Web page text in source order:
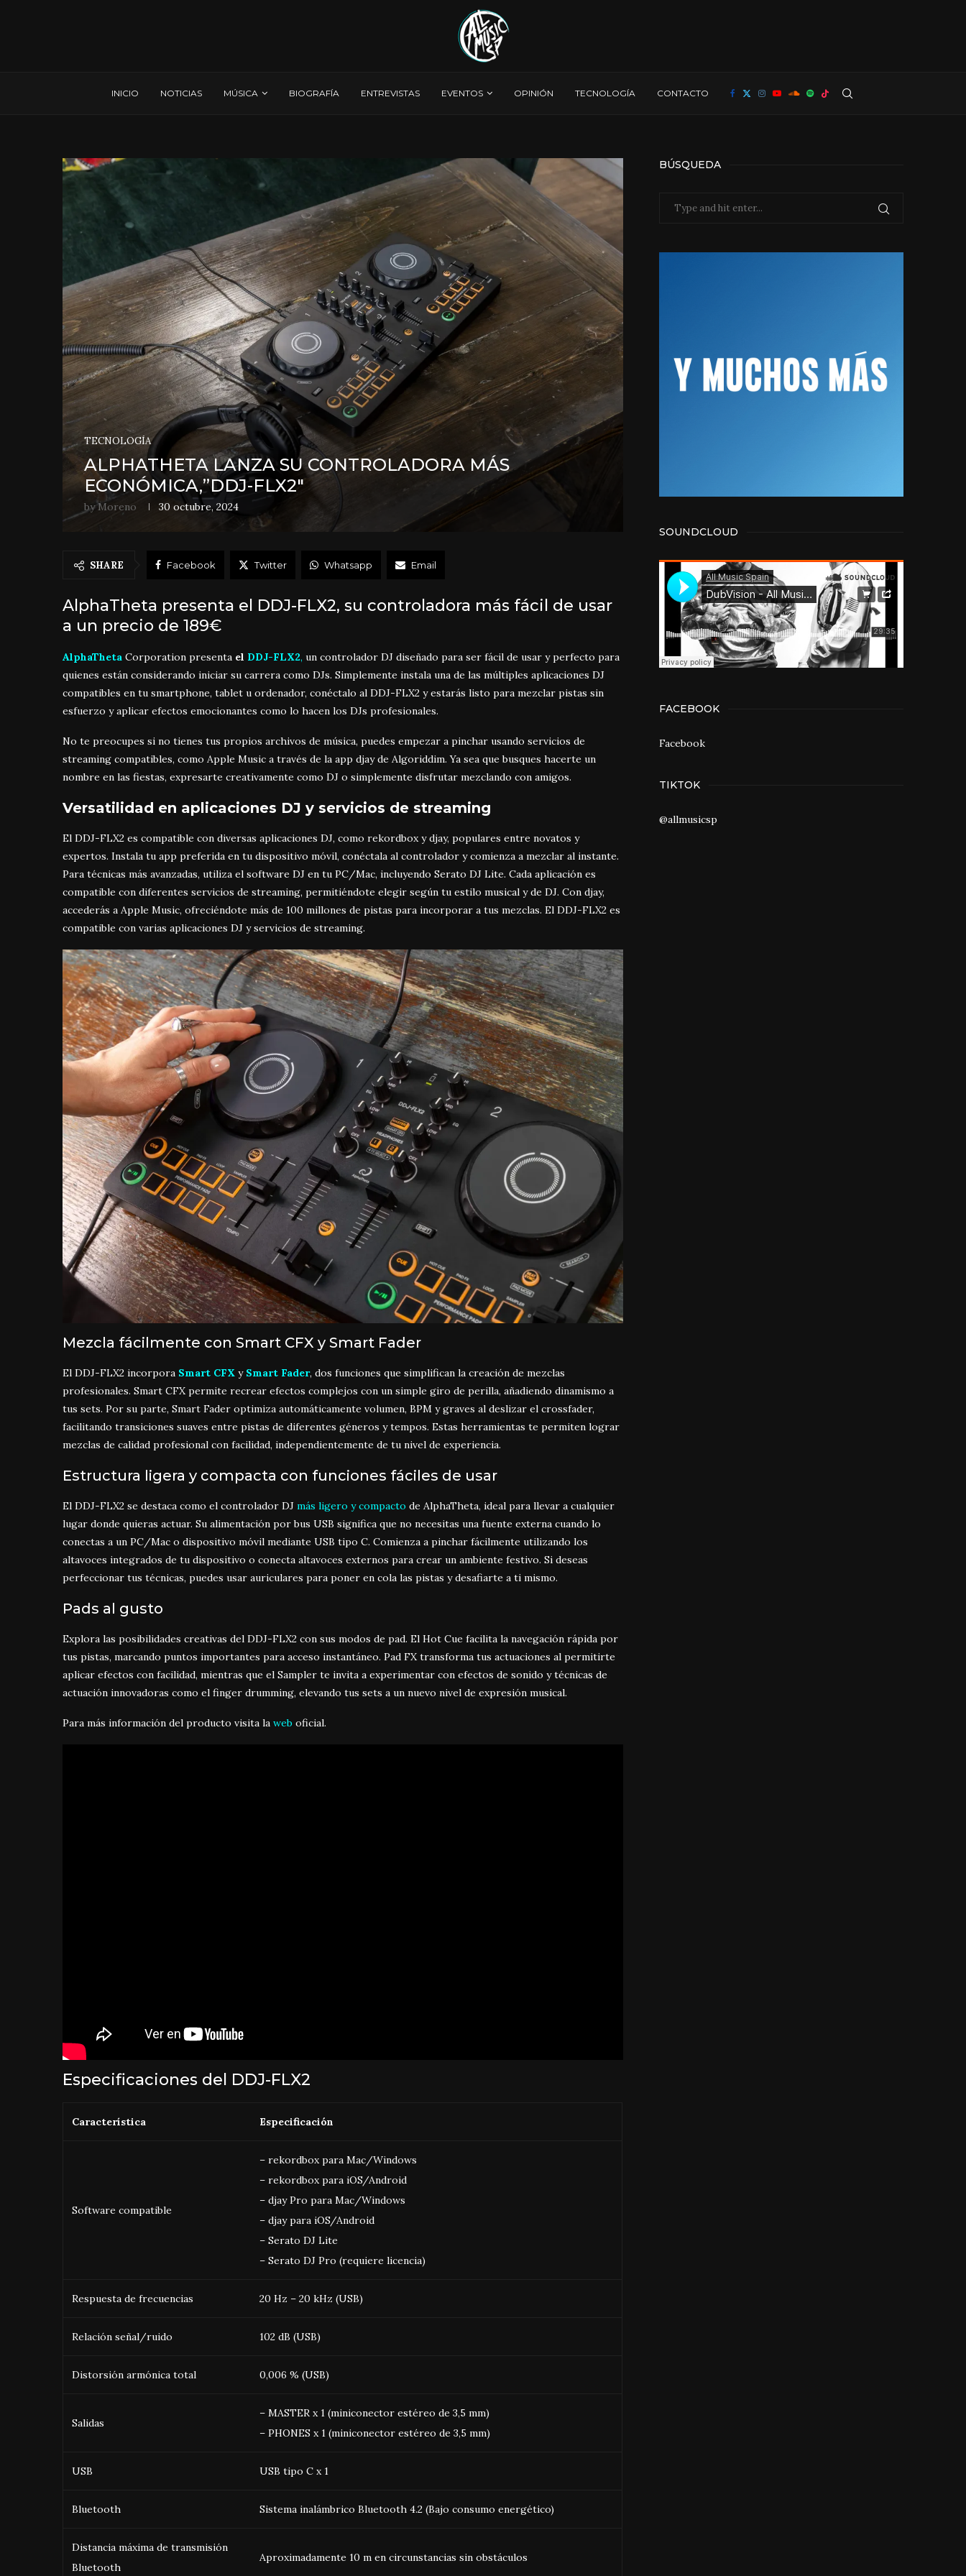
INICIO NOTICIAS MÚSICA BIOGRAFÍA ENTREVISTAS EVENTOS OPINIÓN TECNOLOGÍA CONTACTO
TECNOLOGÍA
ALPHATHETA LANZA SU CONTROLADORA MÁS
ECONÓMICA,”DDJ-FLX2″
byMoreno 30 octubre, 2024
SHARE Facebook Twitter Whatsapp Email
AlphaTheta presenta el DDJ-FLX2, su controladora más fácil de usar
a un precio de 189€
AlphaTheta Corporation presenta el DDJ-FLX2, un controlador DJ diseñado para ser fácil de usar y perfecto para
quienes están considerando iniciar su carrera como DJs. Simplemente instala una de las múltiples aplicaciones DJ
compatibles en tu smartphone, tablet u ordenador, conéctalo al DDJ-FLX2 y estarás listo para mezclar pistas sin
esfuerzo y aplicar efectos emocionantes como lo hacen los DJs profesionales.
No te preocupes si no tienes tus propios archivos de música, puedes empezar a pinchar usando servicios de
streaming compatibles, como Apple Music a través de la app djay de Algoriddim. Ya sea que busques hacerte un
nombre en las fiestas, expresarte creativamente como DJ o simplemente disfrutar mezclando con amigos.
Versatilidad en aplicaciones DJ y servicios de streaming
El DDJ-FLX2 es compatible con diversas aplicaciones DJ, como rekordbox y djay, populares entre novatos y
expertos. Instala tu app preferida en tu dispositivo móvil, conéctala al controlador y comienza a mezclar al instante.
Para técnicas más avanzadas, utiliza el software DJ en tu PC/Mac, incluyendo Serato DJ Lite. Cada aplicación es
compatible con diferentes servicios de streaming, permitiéndote elegir según tu estilo musical y de DJ. Con djay,
accederás a Apple Music, ofreciéndote más de 100 millones de pistas para incorporar a tus mezclas. El DDJ-FLX2 es
compatible con varias aplicaciones DJ y servicios de streaming.
Mezcla fácilmente con Smart CFX y Smart Fader
El DDJ-FLX2 incorpora Smart CFX y Smart Fader, dos funciones que simplifican la creación de mezclas
profesionales. Smart CFX permite recrear efectos complejos con un simple giro de perilla, añadiendo dinamismo a
tus sets. Por su parte, Smart Fader optimiza automáticamente volumen, BPM y graves al deslizar el crossfader,
facilitando transiciones suaves entre pistas de diferentes géneros ytempos. Estas herramientas te permiten lograr
mezclas de calidad profesional con facilidad, independientemente de tu nivel de experiencia.
Estructura ligera y compacta con funciones fáciles de usar
El DDJ-FLX2 se destaca como el controlador DJ más ligero y compacto de AlphaTheta, ideal para llevar a cualquier
lugar donde quieras actuar. Su alimentación por bus USB significa que no necesitas una fuente externa cuando lo
conectas a un PC/Mac o dispositivo móvil mediante USB tipo C. Comienza a pinchar fácilmente utilizando los
altavoces integrados de tu dispositivo o conecta altavoces externos para crear un ambiente festivo. Si deseas
perfeccionar tus técnicas, puedes usar auriculares para poner en cola las pistas y desafiarte a ti mismo.
Pads al gusto
Explora las posibilidades creativas del DDJ-FLX2 con sus modos de pad. El Hot Cue facilita la navegación rápida por
tus pistas, marcando puntos importantes para acceso instantáneo. Pad FX transforma tus actuaciones al permitirte
aplicar efectos con facilidad, mientras que el Sampler te invita a experimentar con efectos de sonido y técnicas de
actuación innovadoras como el finger drumming, elevando tus sets a un nuevo nivel de expresión musical.
Para más información del producto visita la web oficial.
Especificaciones del DDJ-FLX2
Característica Especificación
Software compatible
– rekordbox para Mac/Windows
– rekordbox para iOS/Android
– djay Pro para Mac/Windows
– djay para iOS/Android
– Serato DJ Lite
– Serato DJ Pro (requiere licencia)
Respuesta de frecuencias 20 Hz – 20 kHz (USB)
Relación señal/ruido 102 dB (USB)
Distorsión armónica total 0,006 % (USB)
Salidas
– MASTER x 1 (miniconector estéreo de 3,5 mm)
– PHONES x 1 (miniconector estéreo de 3,5 mm)
USB USB tipo C x 1
Bluetooth Sistema inalámbrico Bluetooth 4.2 (Bajo consumo energético)
Distancia máxima de transmisión
Bluetooth
Aproximadamente 10 m en circunstancias sin obstáculos
BÚSQUEDA
SOUNDCLOUD
FACEBOOK
Facebook
TIKTOK
@allmusicsp